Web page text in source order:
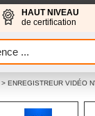
HAUT NIVEAU
de certification
> ENREGISTREUR VIDÉO